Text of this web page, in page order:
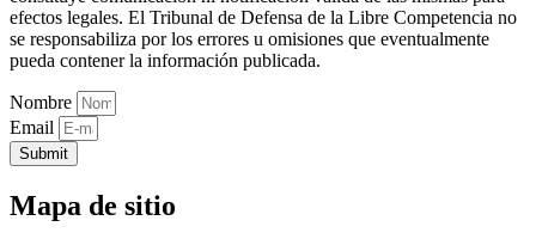
efectos legales. El Tribunal de Defensa de la Libre Competencia no
se responsabiliza por los errores u omisiones que eventualmente
pueda contener la información publicada.
Nombre
Email
Submit
Mapa de sitio